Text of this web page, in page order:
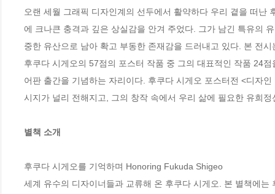
오랜 세월 그래픽 디자인계의 선두에서 활약하다 우리 곁을 떠
에 크나큰 충격과 깊은 상실감을 안겨 주었다. 그가 남긴 특유의
중한 유산으로 남아 확고 부동한 존재감을 드러내고 있다. 본 전
후쿠다 시게오의 57점의 포스터 작품 중 그의 대표적인 작품 24
어판 출간을 기념하는 자리이다. 후쿠다 시게오 포스터전 <디자
시지가 널리 전해지고, 그의 창작 속에서 우리 삶에 필요한 유희
별책 소개
후쿠다 시게오를 기억하며 Honoring Fukuda Shigeo
세계 유수의 디자이너들과 교류해 온 후쿠다 시게오. 본 별책에